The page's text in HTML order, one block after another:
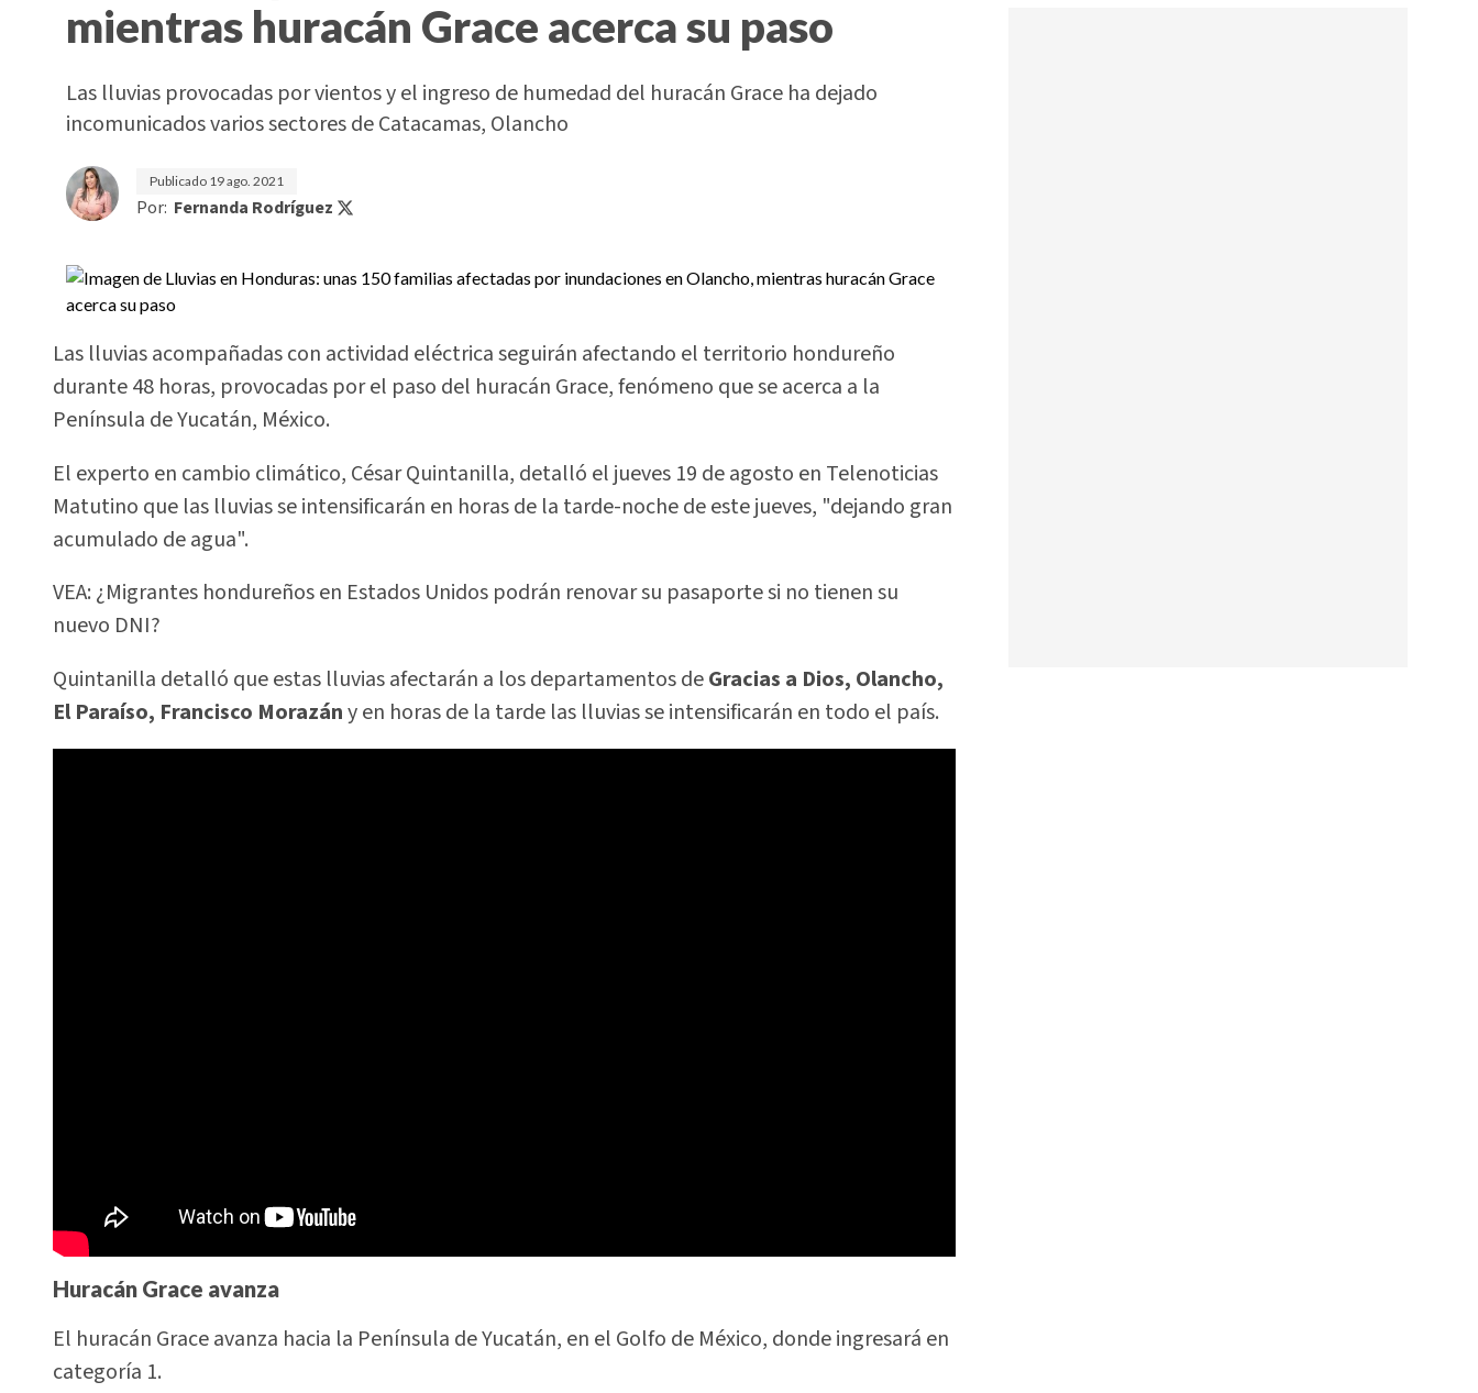
mientras huracán Grace acerca su paso
Las lluvias provocadas por vientos y el ingreso de humedad del huracán Grace ha dejado
incomunicados varios sectores de Catacamas, Olancho
Publicado 19 ago. 2021
Por: Fernanda Rodríguez
Las lluvias acompañadas con actividad eléctrica seguirán afectando el territorio hondureño
durante 48 horas, provocadas por el paso del huracán Grace, fenómeno que se acerca a la
Península de Yucatán, México.
El experto en cambio climático, César Quintanilla, detalló el jueves 19 de agosto en Telenoticias
Matutino que las lluvias se intensificarán en horas de la tarde-noche de este jueves, "dejando gran
acumulado de agua".
VEA: ¿Migrantes hondureños en Estados Unidos podrán renovar su pasaporte si no tienen su
nuevo DNI?
Quintanilla detalló que estas lluvias afectarán a los departamentos deGracias a Dios, Olancho,
El Paraíso, Francisco Morazány en horas de la tarde las lluvias se intensificarán en todo el país.
Huracán Grace avanza
El huracán Grace avanza hacia la Península de Yucatán, en el Golfo de México, donde ingresará en
categoría 1.